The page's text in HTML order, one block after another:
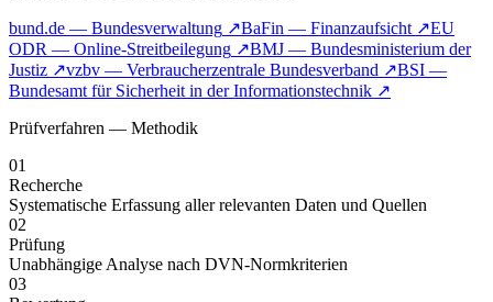
bund.de — Bundesverwaltung ↗BaFin — Finanzaufsicht ↗EU
ODR — Online-Streitbeilegung ↗BMJ — Bundesministerium der
Justiz ↗vzbv — Verbraucherzentrale Bundesverband ↗BSI —
Bundesamt für Sicherheit in der Informationstechnik ↗
Prüfverfahren — Methodik
01
Recherche
Systematische Erfassung aller relevanten Daten und Quellen
02
Prüfung
Unabhängige Analyse nach DVN-Normkriterien
03